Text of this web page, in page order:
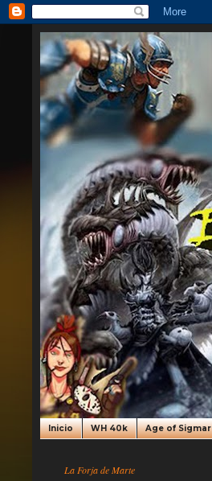
Inicio WH 40k Age of Sigmar
La Forja de Marte